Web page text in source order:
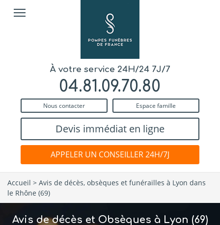
À votre service 24H/24 7J/7
04.81.09.70.80
Nous contacter Espace famille
Devis immédiat en ligne
APPELER UN CONSEILLER 24H/7J
Accueil > Avis de décès, obsèques et funérailles à Lyon dans
le Rhône (69)
Avis de décès et Obsèques à Lyon (69)